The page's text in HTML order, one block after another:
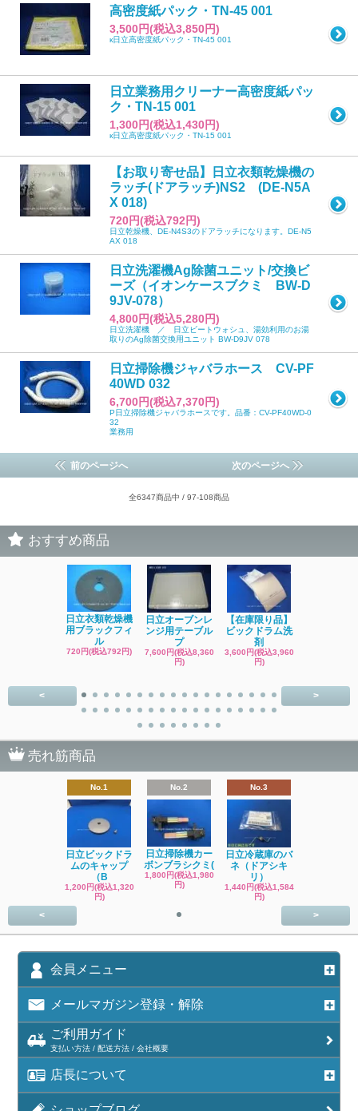
高密度紙パック・TN-45 001
3,500円(税込3,850円)
к日立高密度紙パック・TN-45 001
日立業務用クリーナー高密度紙パッ
ク・TN-15 001
1,300円(税込1,430円)
к日立高密度紙パック・TN-15 001
【お取り寄せ品】日立衣類乾燥機の
ラッチ(ドアラッチ)NS2 (DE-N5A
X 018)
720円(税込792円)
日立乾燥機、DE-N4S3のドアラッチになります。DE-N5
AX 018
日立洗濯機Ag除菌ユニット/交換ビ
ーズ（イオンケースブクミ BW-D
9JV-078）
4,800円(税込5,280円)
日立洗濯機 ／ 日立ビートウォシュ、湯効利用のお湯
取りのAg除菌交換用ユニット BW-D9JV 078
日立掃除機ジャバラホース CV-PF
40WD 032
6,700円(税込7,370円)
Р日立掃除機ジャバラホースです。品番：CV-PF40WD-0
32
業務用
前のページへ 次のページへ
全6347商品中 / 97-108商品
おすすめ商品
日立衣類乾燥機
用ブラックフィ
ル
720円(税込792円)
日立オーブンレ
ンジ用テーブル
プ
7,600円(税込8,360
円)
【在庫限り品】
ビックドラム洗
剤
3,600円(税込3,960
円)
< >
売れ筋商品
No.1
日立ビックドラ
ムのキャップ
（B
1,200円(税込1,320
円)
No.2
日立掃除機カー
ボンブラシクミ(
1,800円(税込1,980
円)
No.3
日立冷蔵庫のバ
ネ（ドアシキ
リ）
1,440円(税込1,584
円)
< >
会員メニュー
メールマガジン登録・解除
ご利用ガイド
支払い方法 / 配送方法 / 会社概要
店長について